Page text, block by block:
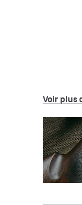
Voir plus